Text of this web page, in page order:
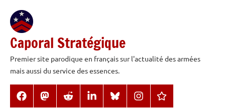
contenu
Caporal Stratégique
Premier site parodique en français sur l'actualité des armées
mais aussi du service des essences.
FacebookMastodonReddit LinkedInBlueSkyInstagramThreads